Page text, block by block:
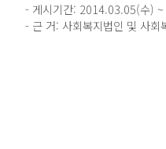
- 게시기간: 2014.03.05(수)
- 근 거: 사회복지법인 및 사